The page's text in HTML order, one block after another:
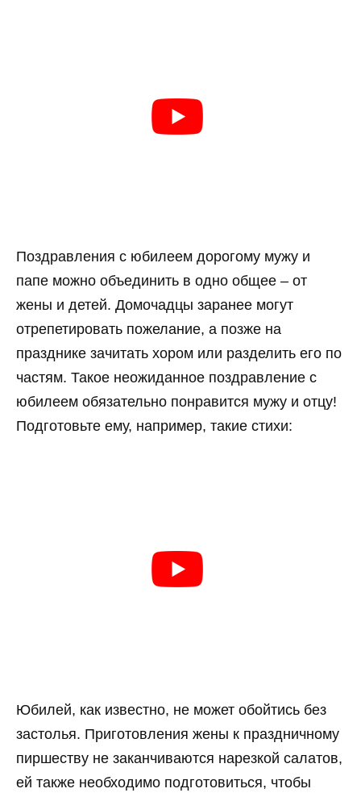
Поздравления с юбилеем дорогому мужу и
папе можно объединить в одно общее – от
жены и детей. Домочадцы заранее могут
отрепетировать пожелание, а позже на
празднике зачитать хором или разделить его по
частям. Такое неожиданное поздравление с
юбилеем обязательно понравится мужу и отцу!
Подготовьте ему, например, такие стихи:
Юбилей, как известно, не может обойтись без
застолья. Приготовления жены к праздничному
пиршеству не заканчиваются нарезкой салатов,
ей также необходимо подготовиться, чтобы